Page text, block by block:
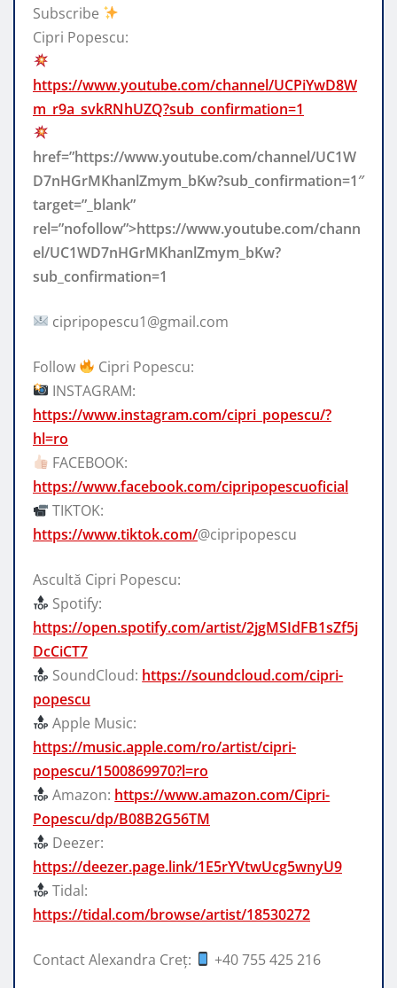
Subscribe
Cipri Popescu:
https://www.youtube.com/channel/UCPiYwD8W
m_r9a_svkRNhUZQ?sub_confirmation=1
href=”https://www.youtube.com/channel/UC1W
D7nHGrMKhanlZmym_bKw?sub_confirmation=1″
target=”_blank”
rel=”nofollow”>https://www.youtube.com/chann
el/UC1WD7nHGrMKhanlZmym_bKw?
sub_confirmation=1
cipripopescu1@gmail.com
Follow
Cipri Popescu:
INSTAGRAM:
https://www.instagram.com/cipri_popescu/?
hl=ro
FACEBOOK:
https://www.facebook.com/cipripopescuoficial
TIKTOK:
https://www.tiktok.com/@cipripopescu
Ascultă Cipri Popescu:
Spotify:
https://open.spotify.com/artist/2jgMSIdFB1sZf5j
DcCiCT7
SoundCloud: https://soundcloud.com/cipri-
popescu
Apple Music:
https://music.apple.com/ro/artist/cipri-
popescu/1500869970?l=ro
Amazon: https://www.amazon.com/Cipri-
Popescu/dp/B08B2G56TM
Deezer:
https://deezer.page.link/1E5rYVtwUcg5wnyU9
Tidal:
https://tidal.com/browse/artist/18530272
Contact Alexandra Creţ: +40 755 425 216